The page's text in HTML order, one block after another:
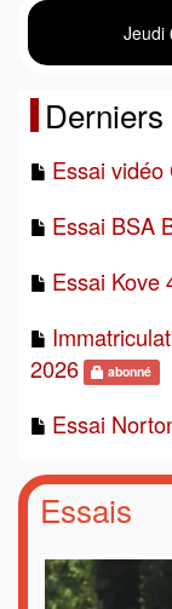
Jeudi
Essai vidéo
Essai BSA
Essai Kove
2026
abonné
Essai
Essais